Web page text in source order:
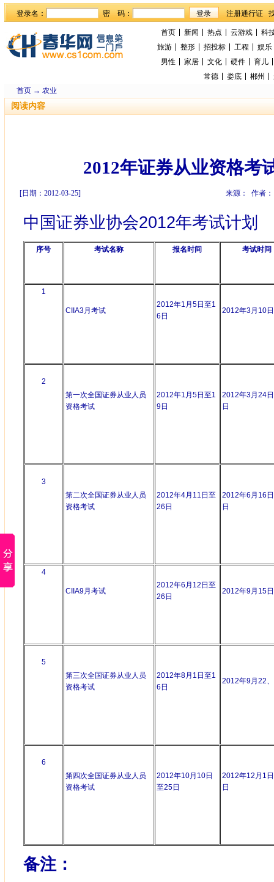
登录名： 密 码：
首页 新闻 热点 云游戏
科
旅游
整形 招投标 工程
娱乐
男性
家居 文化 硬件
育儿
常德
娄底 郴州
首页→ 农业
阅读内容
2012年证券从业资格
[日期：2012-03-25] 来源： 作者：
中国证券业协会2012年考试计划
序号 考试名称 报名时间 考试时间
1
CIIA3月考试
2012年1月5日至1
6日
2012年3月10日
2
第一次全国证券从业人员
资格考试
2012年1月5日至1
9日
2012年3月24
日
3
第二次全国证券从业人员
资格考试
2012年4月11日至
26日
2012年6月16
日
4
CIIA9月考试
2012年6月12日至
26日
2012年9月15日
5
第三次全国证券从业人员
资格考试
2012年8月1日至1
6日
2012年9月22
6
第四次全国证券从业人员
资格考试
2012年10月10日
至25日
2012年12月1
日
备注：